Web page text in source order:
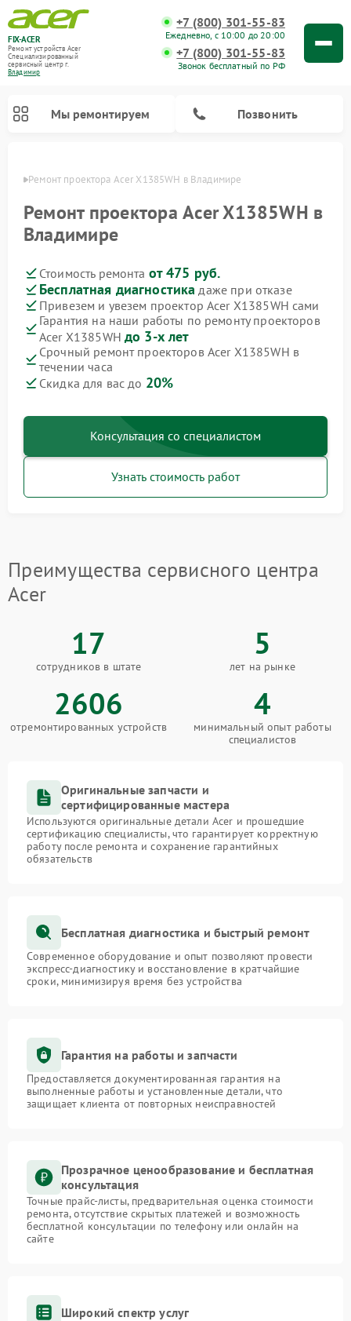
FIX-ACER
Ремонт устройств Acer
Специализированный
cервисный центр г.
Владимир
+7 (800) 301-55-83
Ежедневно, с 10:00 до 20:00
+7 (800) 301-55-83
Звонок бесплатный по РФ
Мы ремонтируем Позвонить
Ремонт проектора Acer X1385WH в Владимире
Ремонт проектора Acer X1385WH в
Владимире
Стоимость ремонта от 475 руб.
Бесплатная диагностика даже при отказе
Привезем и увезем проектор Acer X1385WH сами
Гарантия на наши работы по ремонту проекторов
Acer X1385WH до 3-х лет
Срочный ремонт проекторов Acer X1385WH в
течении часа
Скидка для вас до 20%
Консультация со специалистом
Узнать стоимость работ
Преимущества сервисного центра
Acer
17
сотрудников в штате
5
лет на рынке
2606
отремонтированных устройств
4
минимальный опыт работы
специалистов
Оригинальные запчасти и
сертифицированные мастера
Используются оригинальные детали Acer и прошедшие
сертификацию специалисты, что гарантирует корректную
работу после ремонта и сохранение гарантийных
обязательств
Бесплатная диагностика и быстрый ремонт
Современное оборудование и опыт позволяют провести
экспресс-диагностику и восстановление в кратчайшие
сроки, минимизируя время без устройства
Гарантия на работы и запчасти
Предоставляется документированная гарантия на
выполненные работы и установленные детали, что
защищает клиента от повторных неисправностей
Прозрачное ценообразование и бесплатная
консультация
Точные прайс-листы, предварительная оценка стоимости
ремонта, отсутствие скрытых платежей и возможность
бесплатной консультации по телефону или онлайн на
сайте
Широкий спектр услуг